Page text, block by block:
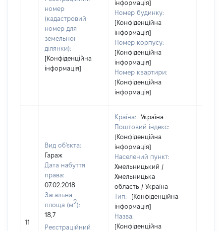
номер
(кадастровий
номер для
земельної
ділянки):
[Конфіденційна
інформація]
інформація]
Номер будинку:
[Конфіденційна
інформація]
Номер корпусу:
[Конфіденційна
інформація]
Номер квартири:
[Конфіденційна
інформація]
11
Вид об'єкта:
Гараж
Дата набуття
права:
07.02.2018
Загальна
площа (м2):
18,7
Реєстраційний
Країна:
Україна
Поштовий індекс:
[Конфіденційна
інформація]
Населений пункт:
Хмельницький /
Хмельницька
область / Україна
Тип:
[Конфіденційна
інформація]
Назва:
[Конфіденційна